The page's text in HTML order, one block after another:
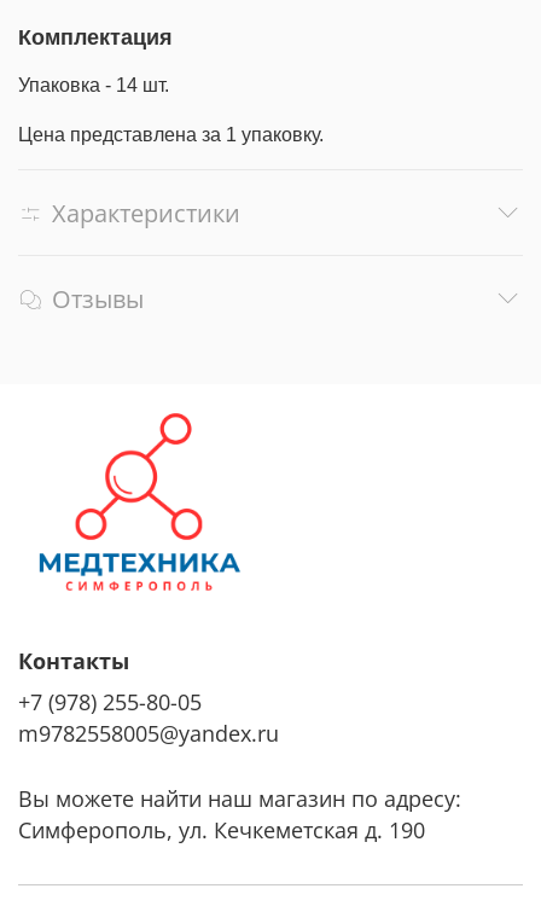
Комплектация
Упаковка - 14 шт.
Цена представлена за 1 упаковку.
Характеристики
Отзывы
Контакты
+7 (978) 255-80-05
m9782558005@yandex.ru
Вы можете найти наш магазин по адресу:
Симферополь, ул. Кечкеметская д. 190